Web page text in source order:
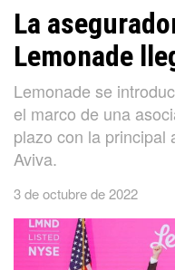
La
Lemonade
Lemonade se
el marco de una
plazo con la principal
Aviva.
3 de octubre de 2022